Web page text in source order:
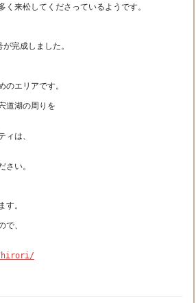
道湖の周りを
ィは、
で、
hirori/